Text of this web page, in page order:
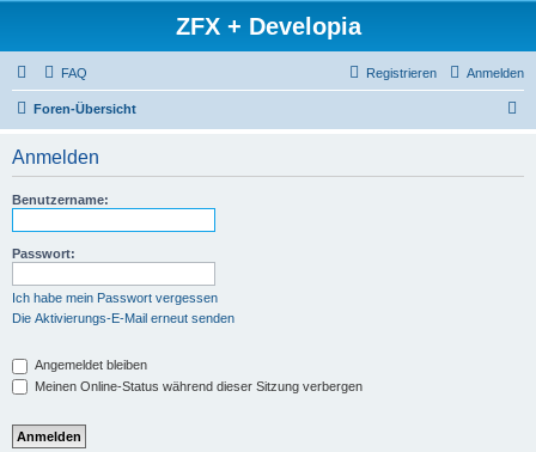
ZFX + Developia
FAQ Anmelden
Registrieren
Foren-Übersicht
Anmelden
Benutzername:
Passwort:
Ich habe mein Passwort vergessen
Die Aktivierungs-E-Mail erneut senden
Angemeldet bleiben
Meinen Online-Status während dieser Sitzung verbergen